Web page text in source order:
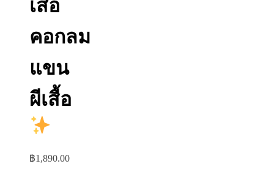
เสื้อ
คอกลม
แขน
ผีเสื้อ
฿1,890.00